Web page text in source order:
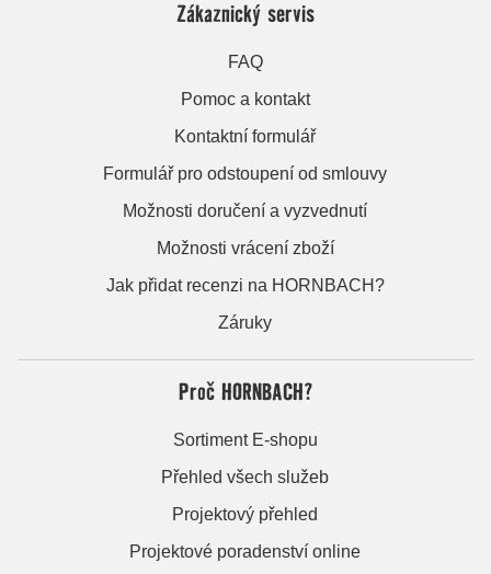
Zákaznický servis
FAQ
Pomoc a kontakt
Kontaktní formulář
Formulář pro odstoupení od smlouvy
Možnosti doručení a vyzvednutí
Možnosti vrácení zboží
Jak přidat recenzi na HORNBACH?
Záruky
Proč HORNBACH?
Sortiment E-shopu
Přehled všech služeb
Projektový přehled
Projektové poradenství online